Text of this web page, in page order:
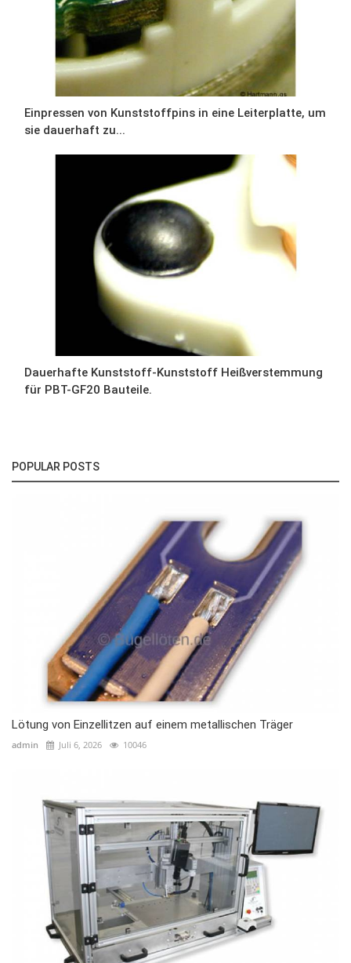
Einpressen von Kunststoffpins in eine Leiterplatte, um
sie dauerhaft zu...
Dauerhafte Kunststoff-Kunststoff Heißverstemmung
für PBT-GF20 Bauteile.
POPULAR POSTS
Lötung von Einzellitzen auf einem metallischen Träger
admin Juli 6, 2026 10046